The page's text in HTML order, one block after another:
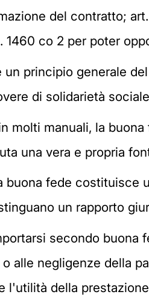
del contratto;
1460 co 2 per poter
un principio generale
di solidarietà
molti manuali, la
una vera e propria
buona fede costituisce
un rapporto
secondo buona
alle negligenze della
l'utilità della